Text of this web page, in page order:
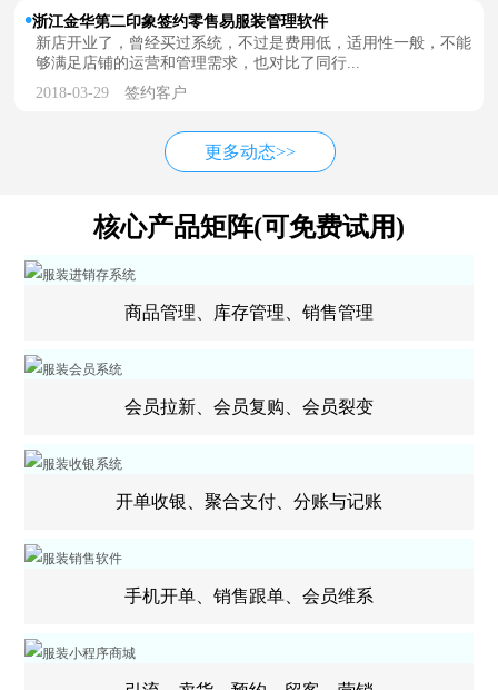
浙江金华第二印象签约零售易服装管理软件
新店开业了，曾经买过系统，不过是费用低，适用性一般，不能
够满足店铺的运营和管理需求，也对比了同行...
2018-03-29 签约客户
更多动态>>
核心产品矩阵(可免费试用)
商品管理、库存管理、销售管理
会员拉新、会员复购、会员裂变
开单收银、聚合支付、分账与记账
手机开单、销售跟单、会员维系